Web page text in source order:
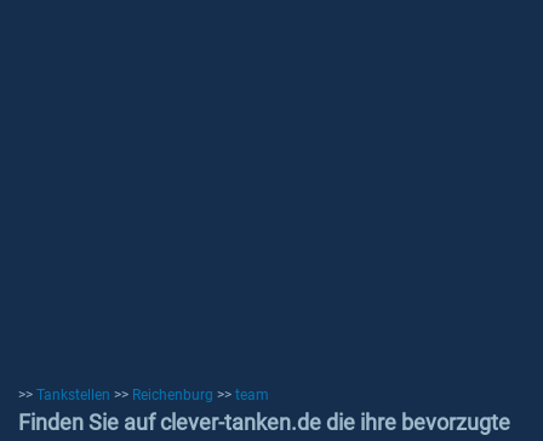
>> Tankstellen >> Reichenburg >> team
Finden Sie auf clever-tanken.de die ihre bevorzugte